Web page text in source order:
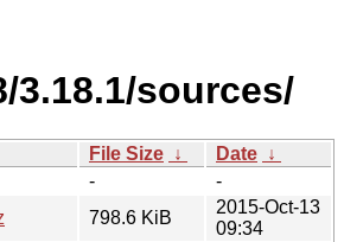
3.18.1/sources/
File Size ↓ Date ↓
-
-
798.6 KiB
2015-Oct-13
09:34